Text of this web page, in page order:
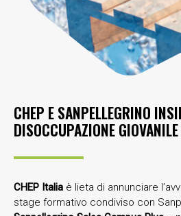
CHEP E SANPELLEGRINO
DISOCCUPAZIONE GIOVANILE
CHEP Italia è lieta di annunciare
stage formativo condiviso con